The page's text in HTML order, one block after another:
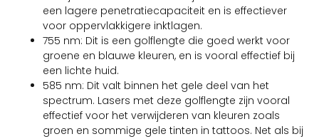
een lagere penetratiecapaciteit en is effectiever
voor oppervlakkigere inktlagen.
755 nm: Dit is een golflengte die goed werkt voor
groene en blauwe kleuren, en is vooral effectief bij
een lichte huid.
585 nm: Dit valt binnen het gele deel van het
spectrum. Lasers met deze golflengte zijn vooral
effectief voor het verwijderen van kleuren zoals
groen en sommige gele tinten in tattoos. Net als bij